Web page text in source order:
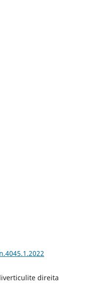
direita